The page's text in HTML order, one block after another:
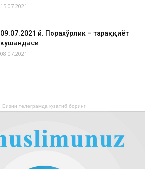
15.07.2021
09.07.2021 й. Порахўрлик – тараққиёт
кушандаси
08.07.2021
Бизни телеграмда кузатиб боринг